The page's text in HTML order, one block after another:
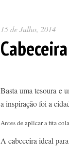
15 de Julho, 2014
Basta uma tesoura e
a inspiração foi a
Antes de aplicar a fita
A cabeceira ideal